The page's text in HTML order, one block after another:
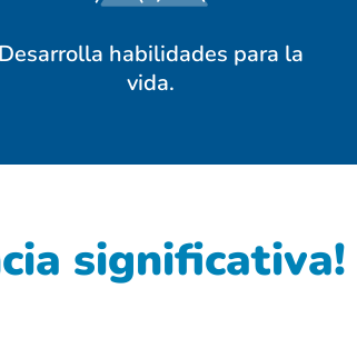
Desarrolla habilidades para la
vida.
significativa!